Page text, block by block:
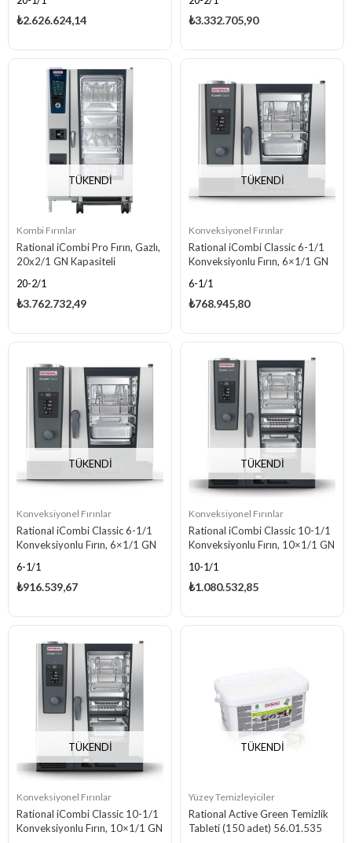
₺2.626.624,14 ₺3.332.705,90
TÜKENDI
Kombi Fırınlar
Rational iCombi Pro Fırın, Gazlı,
20x2/1 GN Kapasiteli
20-2/1
₺3.762.732,49
TÜKENDI
Konveksiyonel Fırınlar
Rational iCombi Classic 6-1/1
Konveksiyonlu Fırın, 6×1/1 GN
6-1/1
₺768.945,80
TÜKENDI
Konveksiyonel Fırınlar
Rational iCombi Classic 6-1/1
Konveksiyonlu Fırın, 6×1/1 GN
6-1/1
₺916.539,67
TÜKENDI
Konveksiyonel Fırınlar
Rational iCombi Classic 10-1/1
Konveksiyonlu Fırın, 10×1/1 GN
10-1/1
₺1.080.532,85
TÜKENDI
Konveksiyonel Fırınlar
Rational iCombi Classic 10-1/1
Konveksiyonlu Fırın, 10×1/1 GN
TÜKENDI
Yüzey Temizleyiciler
Rational Active Green Temizlik
Tableti (150 adet) 56.01.535